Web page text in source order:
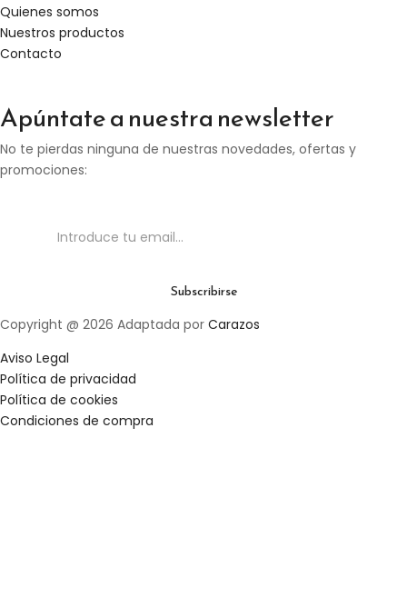
Quienes somos
Nuestros productos
Contacto
Apúntate a nuestra newsletter
No te pierdas ninguna de nuestras novedades, ofertas y
promociones:
Copyright @ 2026 Adaptada por Carazos
Aviso Legal
Política de privacidad
Política de cookies
Condiciones de compra